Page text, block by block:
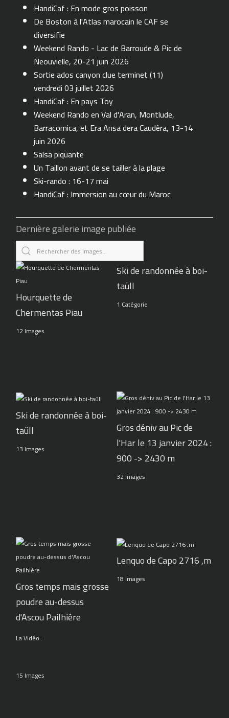
HandiCaf : En mode gros poisson
De Boston à l'Atlas marocain le CAF se
diversifie
Weekend Rando - Lac de Barroude & Pic de
Neouvielle, 20-21 juin 2026
Sortie ados canyon clue terminet (11)
vendredi 03 juillet 2026
HandiCaf : En pays Toy
Weekend Rando en Val d'Aran, Montlude,
Barracomica, et Era Ansa dera Caudèra, 13-14
juin 2026
Salsa piquante
Un Taillon avant de se tailler à la plage
Ski-rando : 16-17 mai
HandiCaf : Immersion au cœur du Maroc
Dernière galerie image publiée
Hourquette de
Chermentas Piau
12 Images
Ski de randonnée à boi-
taüll
1 Catégorie
Ski de randonnée à boi-
taüll
13 Images
Gros déniv au Pic de
l'Har le 13 janvier 2024 :
900 -> 2430 m
32 Images
Gros temps mais grosse
poudre au-dessus
d'Ascou Pailhière
La Vidéo :
15 Images
Lenquo de Capo 2716 ,m
18 Images